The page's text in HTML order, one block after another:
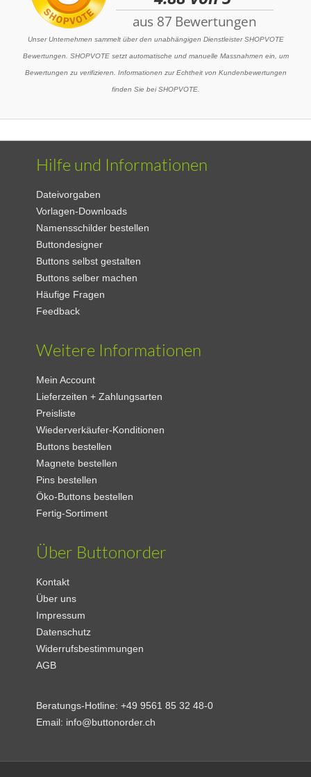
Unser Unternehmen sammelt über den unabhängigen Dienstleister SHOPVOTE
Bewertungen. SHOPVOTE setzt automatische und manuelle Massnahmen ein, um
Bewertungen zu verifizieren. Informationen zur Echtheit von Kundenbewertungen
finden Sie bei SHOPVOTE.
Hilfe und Informationen
Dateivorgaben
Vorlagen-Downloads
Namensschilder bestellen
Buttondesigner
Buttons selbst gestalten
Buttons selber machen
Häufige Fragen
Feedback
Weitere Informationen
Mein Account
Lieferzeiten + Zahlungsarten
Preisliste
Wiederverkäufer-Konditionen
Buttons bestellen
Magnete bestellen
Pins bestellen
Öko-Buttons bestellen
Fertig-Sortiment
Über Buttonorder
Kontakt
Über uns
Impressum
Datenschutz
Widerrufsbestimmungen
AGB
Beratungs-Hotline:+49 9561 85 32 48-0
Email: info@buttonorder.ch